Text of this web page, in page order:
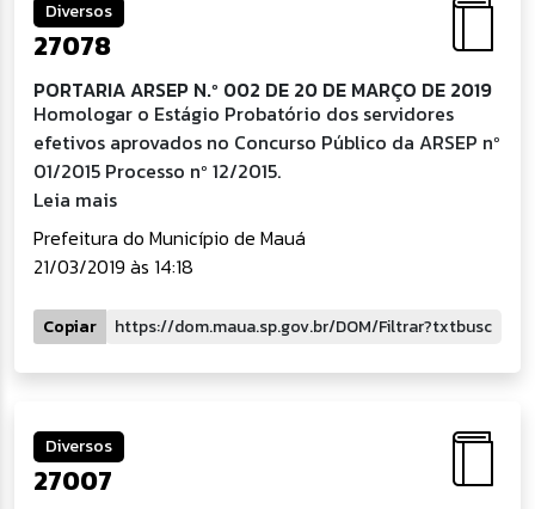
Diversos
27078
PORTARIA ARSEP N.º 002 DE 20 DE MARÇO DE 2019
Homologar o Estágio Probatório dos servidores
efetivos aprovados no Concurso Público da ARSEP nº
01/2015 Processo nº 12/2015.
Leia mais
Prefeitura do Município de Mauá
21/03/2019 às 14:18
Copiar
Diversos
27007